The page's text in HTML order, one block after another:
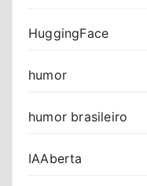
HuggingFace
humor
humor brasileiro
IAAberta